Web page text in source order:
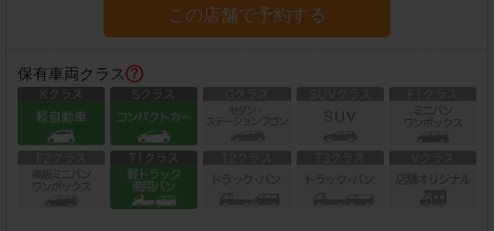
この店舗で予約する
保有車両クラス